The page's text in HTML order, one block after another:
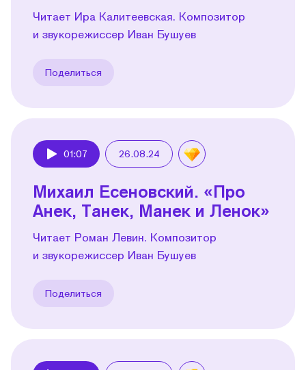
Читает Ира Калитеевская. Композитор
и звукорежиссер Иван Бушуев
Поделиться
01:07 26.08.24
Михаил Есеновский. «Про
Анек, Танек, Манек и Ленок»
Читает Роман Левин. Композитор
и звукорежиссер Иван Бушуев
Поделиться